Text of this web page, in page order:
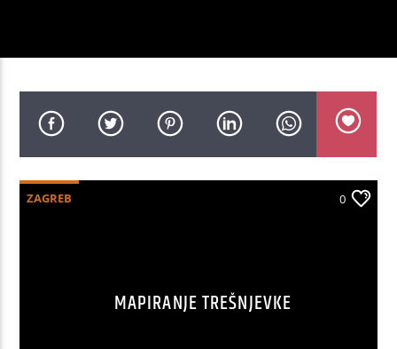
ZAGREB 0
MAPIRANJE TREŠNJEVKE